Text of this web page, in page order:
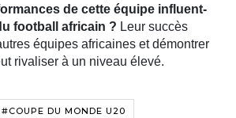
de cette équipe influent-
football africain ? Leur succès
équipes africaines et démontrer
rivaliser à un niveau élevé.
#COUPE DU MONDE U20